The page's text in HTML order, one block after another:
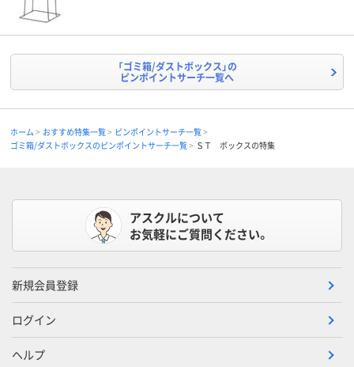
「ゴミ箱/ダストボックス」の
ピンポイントサーチ一覧へ
ホーム おすすめ特集一覧
ピンポイントサーチ一覧
ゴミ箱/ダストボックスのピンポイントサーチ一覧
ＳＴ ボックスの特集
アスクルについて
お気軽にご質問ください。
新規会員登録
ログイン
ヘルプ